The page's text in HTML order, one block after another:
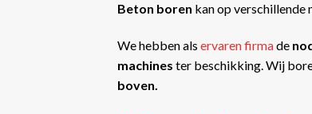
Beton boren kan op verschillende
We hebben als ervaren firmade
machines ter beschikking. Wij
boven.